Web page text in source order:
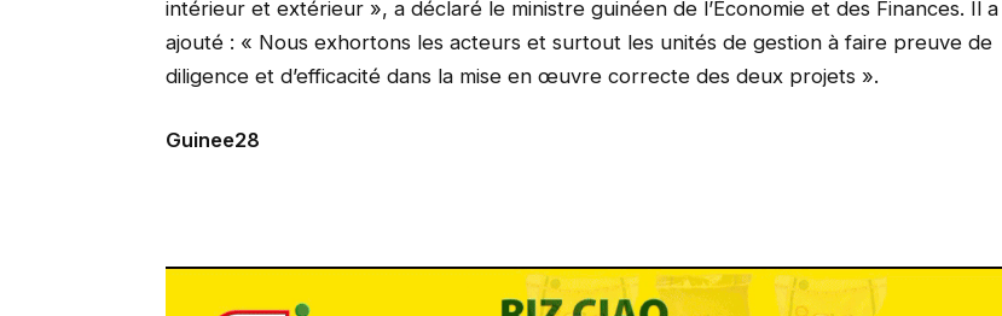
intérieur et extérieur », a déclaré le ministre guinéen de l’Économie et des Finances. Il a
ajouté : « Nous exhortons les acteurs et surtout les unités de gestion à faire preuve de
diligence et d’efficacité dans la mise en œuvre correcte des deux projets ».
Guinee28